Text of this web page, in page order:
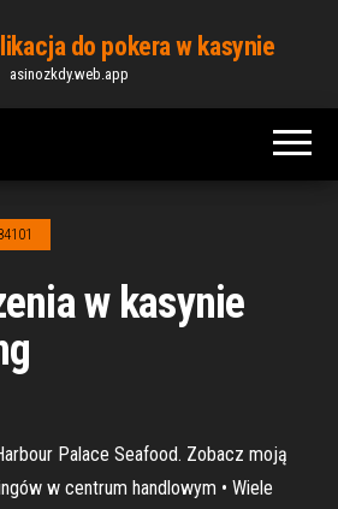
do pokera w kasynie
asinozkdy.web.app
w kasynie
Palace Seafood. Zobacz moją
w centrum handlowym • Wiele